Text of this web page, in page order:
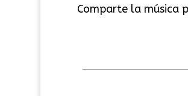
Comparte la música